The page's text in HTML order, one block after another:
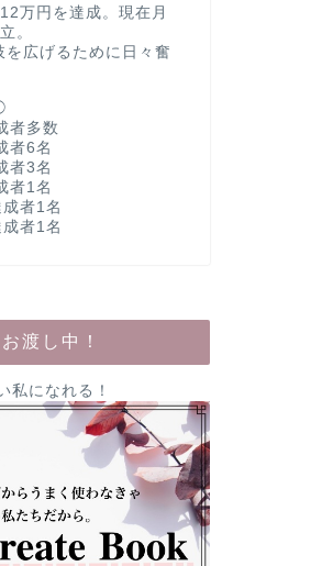
万円を達成。現在月
。
を広げるために日々奮
者多数
者6名
者3名
者1名
者1名
者1名
渡し中！
私になれる！